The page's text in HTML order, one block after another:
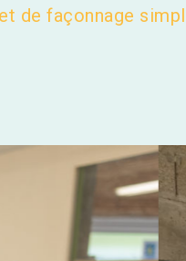
de façonnage simple